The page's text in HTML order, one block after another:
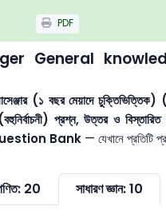
PDF
General
(১ বছর মেয়াদে
প্রশ্ন, উত্তর ও বিস্তারিত
Bank— যেখানে প্রতিটি
20 সাধারণ জ্ঞান: 10